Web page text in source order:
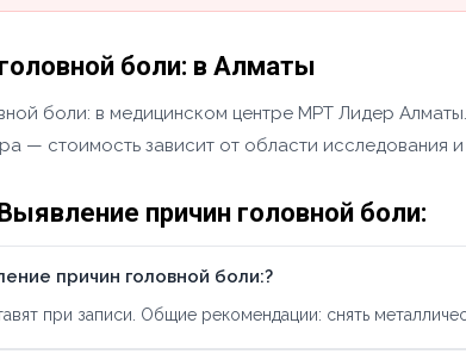
боли: в Алматы
боли: в медицинском центре МРТ Лидер
— стоимость зависит от области исследования и
причин головной боли:
причин головной боли:?
при записи. Общие рекомендации: снять